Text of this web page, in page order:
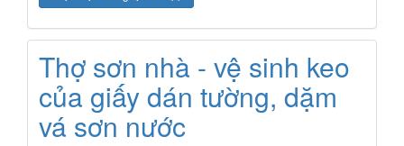
Thợ sơn nhà - vệ sinh keo
của giấy dán tường, dặm
vá sơn nước